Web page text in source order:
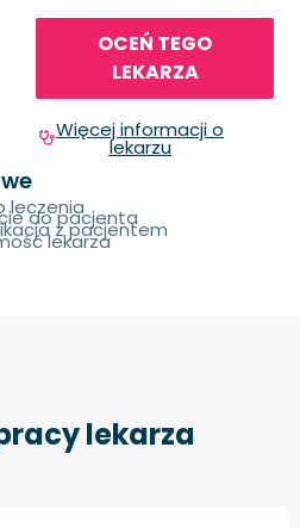
OCEŃ TEGO
LEKARZA
Więcej informacji o
lekarzu
leczenia
do pacjenta
z pacjentem
lekarza
lekarza